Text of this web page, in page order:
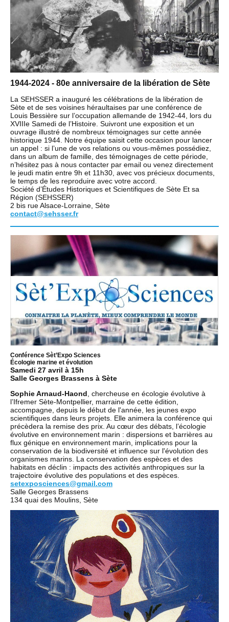
1944-2024 - 80e anniversaire de la libération de Sète
La SEHSSER a inauguré les célébrations de la libération de
Sète et de ses voisines héraultaises par une conférence de
Louis Bessière sur l’occupation allemande de 1942-44, lors du
XVIIIe Samedi de l’Histoire. Suivront une exposition et un
ouvrage illustré de nombreux témoignages sur cette année
historique 1944. Notre équipe saisit cette occasion pour lancer
un appel : si l’une de vos relations ou vous-mêmes possédiez,
dans un album de famille, des témoignages de cette période,
n’hésitez pas à nous contacter par email ou venez directement
le jeudi matin entre 9h et 11h30, avec vos précieux documents,
le temps de les reproduire avec votre accord.
Société d’Études Historiques et Scientifiques de Sète Et sa
Région (SEHSSER)
2 bis rue Alsace-Lorraine, Sète
contact@sehsser.fr
Conférence Sèt’Expo Sciences
Écologie marine et évolution
Samedi 27 avril à 15h
Salle Georges Brassens à Sète
Sophie Arnaud-Haond , chercheuse en écologie évolutive à
l’Ifremer Sète-Montpellier, marraine de cette édition,
accompagne, depuis le début de l'année, les jeunes expo
scientifiques dans leurs projets. Elle animera la conférence qui
précèdera la remise des prix. Au cœur des débats, l’écologie
évolutive en environnement marin : dispersions et barrières au
flux génique en environnement marin, implications pour la
conservation de la biodiversité et influence sur l'évolution des
organismes marins. La conservation des espèces et des
habitats en déclin : impacts des activités anthropiques sur la
trajectoire évolutive des populations et des espèces.
setexposciences@gmail.com
Salle Georges Brassens
134 quai des Moulins, Sète